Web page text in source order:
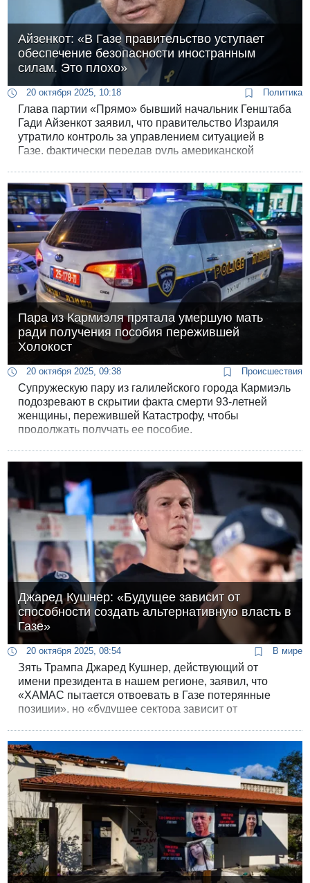
Айзенкот: «В Газе правительство уступает
обеспечение безопасности иностранным
силам. Это плохо»
20 октября 2025, 10:18 Политика
Глава партии «Прямо» бывший начальник Генштаба
Гади Айзенкот заявил, что правительство Израиля
утратило контроль за управлением ситуацией в
Газе, фактически передав руль американской
Пара из Кармиэля прятала умершую мать
ради получения пособия пережившей
Холокост
20 октября 2025, 09:38 Происшествия
Супружескую пару из галилейского города Кармиэль
подозревают в скрытии факта смерти 93-летней
женщины, пережившей Катастрофу, чтобы
продолжать получать ее пособие.
Джаред Кушнер: «Будущее зависит от
способности создать альтернативную власть в
Газе»
20 октября 2025, 08:54 В мире
Зять Трампа Джаред Кушнер, действующий от
имени президента в нашем регионе, заявил, что
«ХАМАС пытается отвоевать в Газе потерянные
позиции», но «будущее сектора зависит от
ХАМАСа».